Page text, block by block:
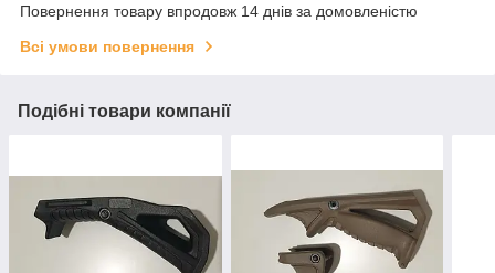
Повернення товару впродовж 14 днів за домовленістю
Всі умови повернення
Подібні товари компанії